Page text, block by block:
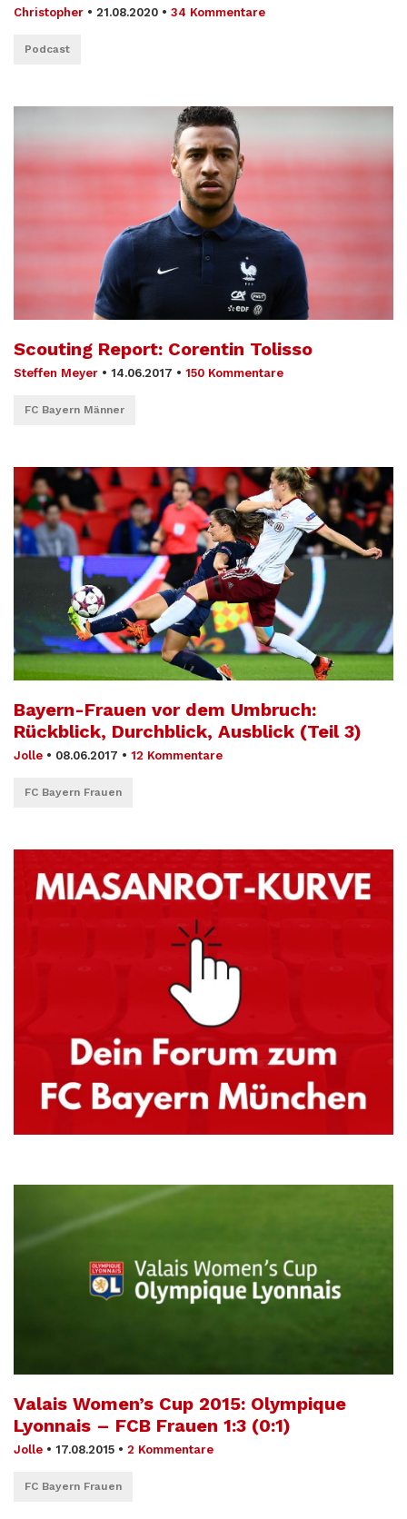
Christopher • 21.08.2020 • 34 Kommentare
Podcast
Scouting Report: Corentin Tolisso
Steffen Meyer • 14.06.2017 • 150 Kommentare
FC Bayern Männer
Bayern-Frauen vor dem Umbruch:
Rückblick, Durchblick, Ausblick (Teil 3)
Jolle • 08.06.2017 • 12 Kommentare
FC Bayern Frauen
Valais Women’s Cup 2015: Olympique
Lyonnais – FCB Frauen 1:3 (0:1)
Jolle • 17.08.2015 • 2 Kommentare
FC Bayern Frauen